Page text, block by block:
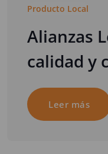
Producto Local
Alianzas
calidad y
Leer más